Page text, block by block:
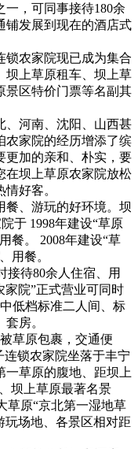
一，可同事接待180余
铺发展到现在的酒店式
农家院现已成为集合
坝上草原租车、坝上草
景区特价门票等名副其
河南、沈阳、山西甚
农家院的经历增添了缤
更加的亲和、朴实，要
在坝上草原农家院放松
好客。
、游玩的好环境。坝
于 1998年建设“草原
餐。 2008年建设“草
用餐。
待80余人住宿、用
家院”正式营业可同时
低档标准二人间、标
房。
草原包裹，交通便
连锁农家院坐落于丰宁
一草原的腹地、距坝上
坝上草原最著名景
草原“京北第一湿地草
玩场地、各景区相对距